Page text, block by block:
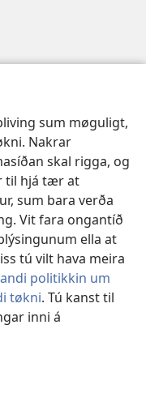
sum møguligt,
Nakrar
skal rigga, og
til hjá tær at
sum bara verða
Vit fara ongantíð
ella at
tú vilt hava meira
politikkin um
tøkni. Tú kanst til
inni á
Society of Pennsylvania.